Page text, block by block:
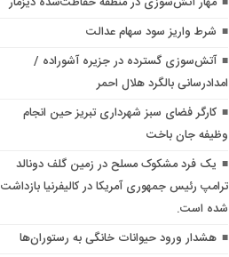
شرط واریز سود سهام عدالت
آتش‌سوزی گسترده در جزیره آشوراده /
امدادرسانی بالگرد هلال احمر
کارگر فضای سبز شهرداری تبریز حین انجام
وظیفه جان باخت
یک فرد مشکوک مسلح در زمین گلف دونالد
ترامپ رئیس جمهوری آمریکا در کالیفرنیا بازداشت
شده است.
هشدار ورود حیوانات خانگی به رستوران‌ها